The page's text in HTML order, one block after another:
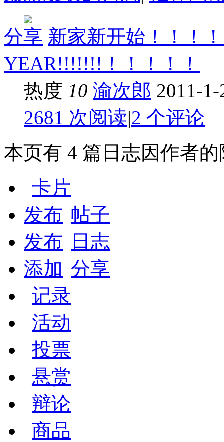
分享 新家新开始！！！
YEAR!!!!!!!！！！！！
热度 10 渝次郎 2011-
2681 次阅读|2 个评论
本页有 4 篇日志因作者
卡片
发布 帖子
发布
日志
添加 分享
记录
活动
投票
悬赏
辩论
商品